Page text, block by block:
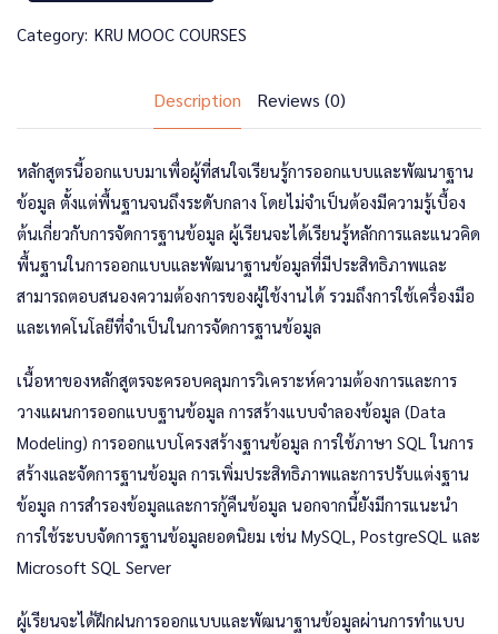
Category: KRU MOOC COURSES
Description Reviews (0)
หลักสูตรนี้ออกแบบมาเพื่อผู้ที่สนใจเรียนรู้การออกแบบและพัฒนาฐาน
ข้อมูล ตั้งแต่พื้นฐานจนถึงระดับกลาง โดยไม่จำเป็นต้องมีความรู้เบื้อง
ต้นเกี่ยวกับการจัดการฐานข้อมูล ผู้เรียนจะได้เรียนรู้หลักการและแนวคิด
พื้นฐานในการออกแบบและพัฒนาฐานข้อมูลที่มีประสิทธิภาพและ
สามารถตอบสนองความต้องการของผู้ใช้งานได้ รวมถึงการใช้เครื่องมือ
และเทคโนโลยีที่จำเป็นในการจัดการฐานข้อมูล
เนื้อหาของหลักสูตรจะครอบคลุมการวิเคราะห์ความต้องการและการ
วางแผนการออกแบบฐานข้อมูล การสร้างแบบจำลองข้อมูล (Data
Modeling) การออกแบบโครงสร้างฐานข้อมูล การใช้ภาษา SQL ในการ
สร้างและจัดการฐานข้อมูล การเพิ่มประสิทธิภาพและการปรับแต่งฐาน
ข้อมูล การสำรองข้อมูลและการกู้คืนข้อมูล นอกจากนี้ยังมีการแนะนำ
การใช้ระบบจัดการฐานข้อมูลยอดนิยม เช่น MySQL, PostgreSQL และ
Microsoft SQL Server
ผู้เรียนจะได้ฝึกฝนการออกแบบและพัฒนาฐานข้อมูลผ่านการทำแบบ